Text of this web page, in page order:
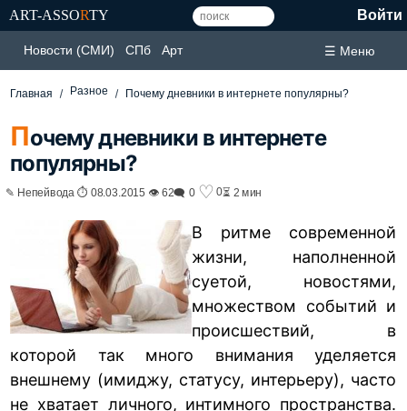
ART-ASSORTY Войти
Новости (СМИ) СПб Арт ☰ Меню
Главная Разное Почему дневники в интернете популярны?
Почему дневники в интернете
популярны?
✎ Непейвода ⏱ 08.03.2015 👁 62🗨 0 ♡ 0⏳ 2 мин
В ритме современной
жизни, наполненной
суетой, новостями,
множеством событий и
происшествий, в
которой так много внимания уделяется
внешнему (имиджу, статусу, интерьеру), часто
не хватает личного, интимного пространства.